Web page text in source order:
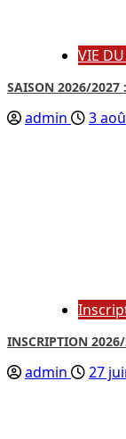
VIE
SAISON 2026/2027
admin 3
INSCRIPTION
admin 27